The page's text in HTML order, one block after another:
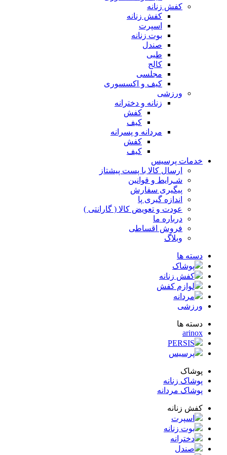
کفش زنانه
کفش زنانه
اسپرت
بوت زنانه
مجلسی
کیف و اکسسوری
ورزشی
زنانه و دخترانه
مردانه و پسرانه
پرسیس
ارسال کالا با پست پیشتاز
شـرایط و قوانین
پیگیری سفارش
اندازه گیری پا
عودت و تعویض کالا ( گارانتی )
درباره ما
فروش اقساطی
ها
پوشاک
کفش زنانه
لوازم کفش
مردانه
ها
PERSIS
پرسیس
زنانه
مردانه
زنانه
اسپرت
بوت زنانه
دخترانه
صندل